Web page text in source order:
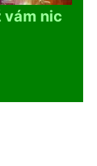
vám nic